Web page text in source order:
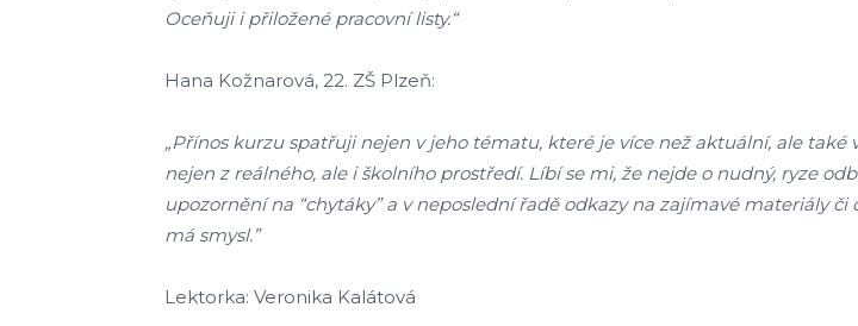
Oceňuji i přiložené pracovní listy.“
Hana Kožnarová, 22. ZŠ Plzeň:
„Přínos kurzu spatřuji nejen v jeho tématu, které je více než aktuální, ale
nejen z reálného, ale i školního prostředí. Líbí se mi, že nejde o nudný, ryze
upozornění na “chytáky” a v neposlední řadě odkazy na zajímavé materiály
má smysl.”
Lektorka: Veronika Kalátová